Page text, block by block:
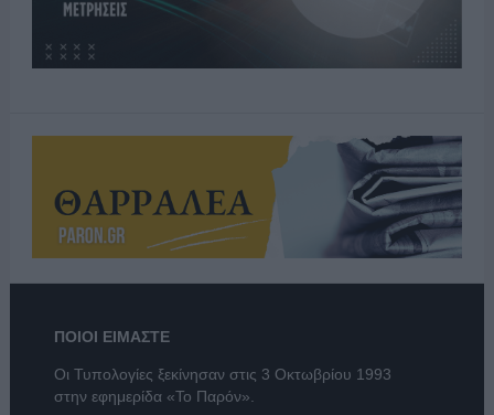
ΠΟΙΟΙ ΕΙΜΑΣΤΕ
Οι Τυπολογίες ξεκίνησαν στις 3 Οκτωβρίου 1993
στην εφημερίδα «Το Παρόν».